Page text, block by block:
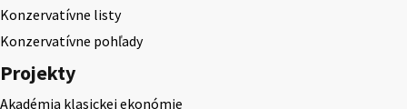
Konzervatívne listy
Konzervatívne pohľady
Projekty
Akadémia klasickej ekonómie